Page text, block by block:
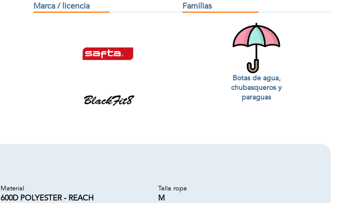
Marca / licencia Familias
Botas de agua,
chubasqueros y
paraguas
Material
600D POLYESTER - REACH
Talla ropa
M